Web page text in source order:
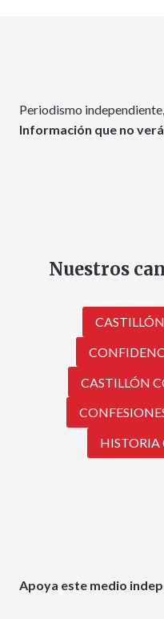
Periodismo
Información que no
Nuestros
CASTILLÓN
Apoya este medio